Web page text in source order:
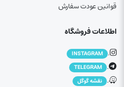
قوانین عودت سفارش
اطلاعات فروشگاه
.
INSTAGRAM
.
TELEGRAM
. نقشه گوگل